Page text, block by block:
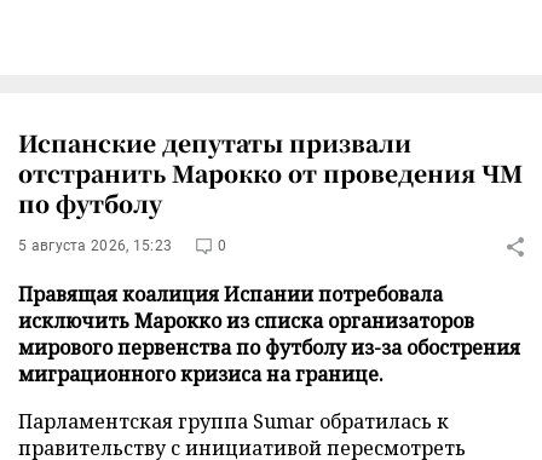
Испанские депутаты призвали
отстранить Марокко от проведения ЧМ
по футболу
5 августа 2026, 15:23 0
Правящая коалиция Испании потребовала
исключить Марокко из списка организаторов
мирового первенства по футболу из-за обострения
миграционного кризиса на границе.
Парламентская группа Sumar обратилась к
правительству с инициативой пересмотреть